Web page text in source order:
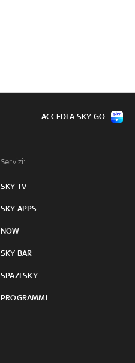
Servizi:
SKY TV
SKY APPS
NOW
SKY BAR
SPAZI SKY
PROGRAMMI
ACCEDI A SKY GO